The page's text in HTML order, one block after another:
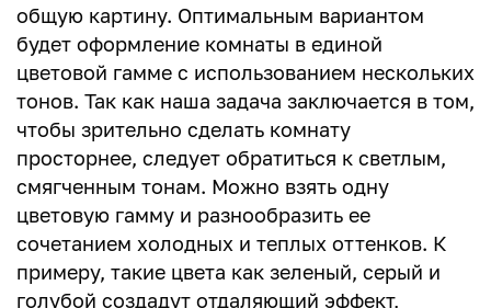
общую картину. Оптимальным вариантом
будет оформление комнаты в единой
цветовой гамме с использованием нескольких
тонов. Так как наша задача заключается в том,
чтобы зрительно сделать комнату
просторнее, следует обратиться к светлым,
смягченным тонам. Можно взять одну
цветовую гамму и разнообразить ее
сочетанием холодных и теплых оттенков. К
примеру, такие цвета как зеленый, серый и
голубой создадут отдаляющий эффект,